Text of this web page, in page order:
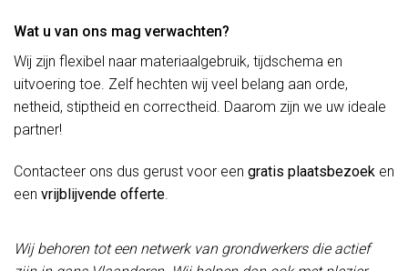
Wat u van ons mag verwachten?
Wij zijn flexibel naar materiaalgebruik, tijdschema en
uitvoering toe. Zelf hechten wij veel belang aan orde,
netheid, stiptheid en correctheid. Daarom zijn we uw ideale
partner!
Contacteer ons dus gerust voor een gratis plaatsbezoek en
een vrijblijvende offerte
Wij behoren tot een netwerk van grondwerkers die actief